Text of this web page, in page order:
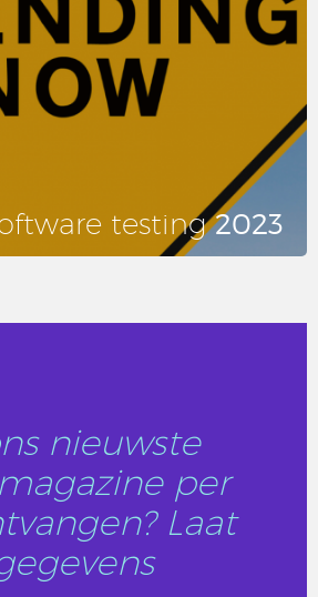
testing2023
nieuwste
per
Laat